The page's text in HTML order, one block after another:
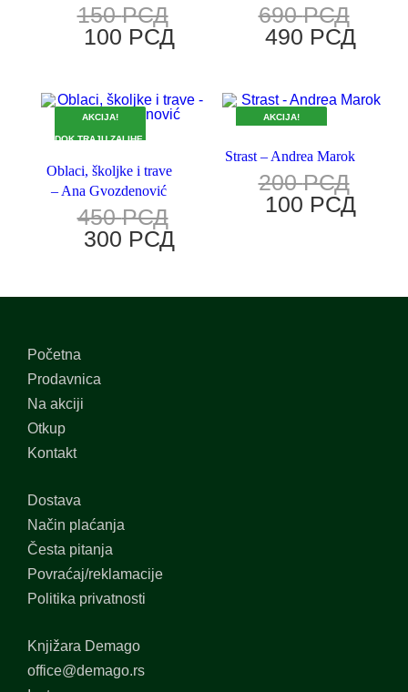
150РСД
100 РСД
690РСД
490 РСД
AKCIJA!
DOK TRAJU ZALIHE.
Oblaci, školjke i trave
– Ana Gvozdenović
450РСД
300 РСД
AKCIJA!
Strast – Andrea Marok
200РСД
100 РСД
Početna
Prodavnica
Na akciji
Otkup
Kontakt
Dostava
Način plaćanja
Česta pitanja
Povraćaj/reklamacije
Politika privatnosti
Knjižara Demago
office@demago.rs